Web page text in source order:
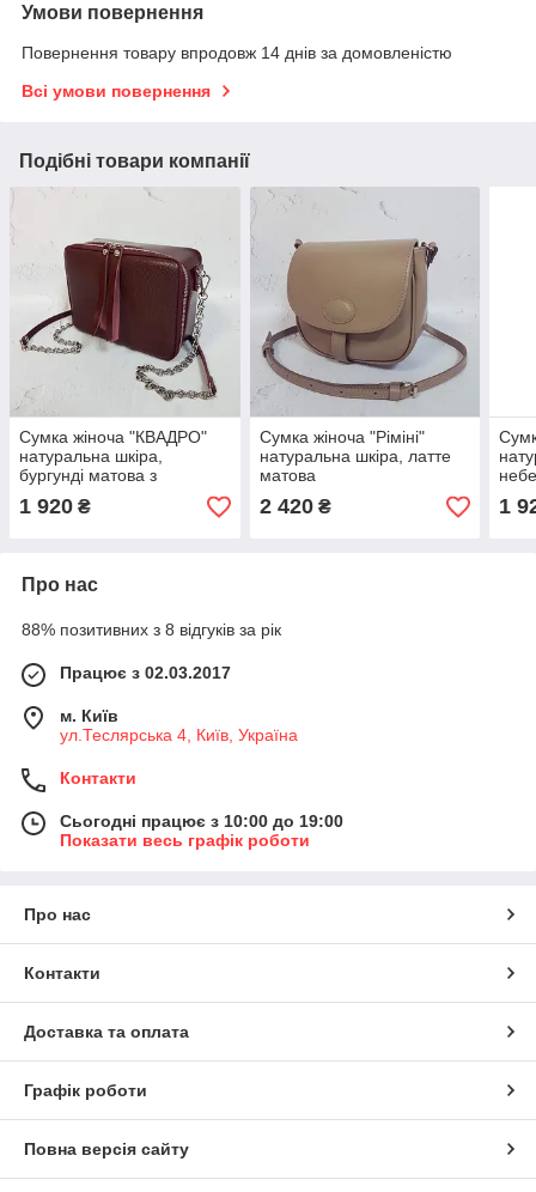
Умови повернення
Повернення товару впродовж 14 днів за домовленістю
Всі умови повернення
Подібні товари компанії
Сумка жіноча "КВАДРО"
натуральна шкіра,
бургунді матова з
тисненням під рептилію
1 920 ₴
Сумка жіноча "Ріміні"
натуральна шкіра, латте
матова
2 420₴ 1
Про нас
88% позитивних з 8 відгуків за рік
Працює з 02.03.2017
м. Київ
ул.Теслярська 4, Київ, Україна
Контакти
Сьогодні працює з 10:00 до 19:00
Показати весь графік роботи
Про нас
Контакти
Доставка та оплата
Графік роботи
Повна версія сайту